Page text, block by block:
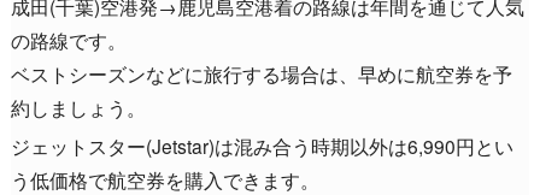
成田(千葉)空港発→鹿児島空港着の路線は年間を通じて人気
の路線です。
ベストシーズンなどに旅行する場合は、早めに航空券を予
約しましょう。
ジェットスター(Jetstar)は混み合う時期以外は6,990円とい
う低価格で航空券を購入できます。